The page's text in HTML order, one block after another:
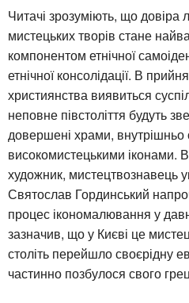
Читачі зрозуміють, що
мистецьких творів стане
компонентом етнічної
етнічної консолідації. В
християнства виявиться
неповне півстоліття будуть
довершені храми, внутрішньо
високомистецькими іконами.
художник, мистецтвознавець
Святослав Гординський
процес ікономалювання у
зазначив, що у Києві це
століть перейшло своєрідну
частинно позбулося свого